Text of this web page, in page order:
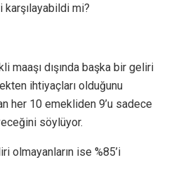
mi?
maaşı dışında başka bir geliri
ihtiyaçları olduğunu
her 10 emekliden 9’u sadece
söylüyor.
olmayanların ise %85’i